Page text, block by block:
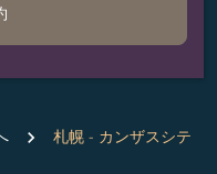
札幌 - カンザスシテ